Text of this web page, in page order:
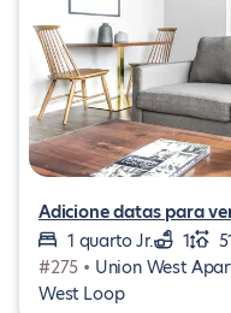
Adicione datas para
1 quarto Jr.
1
#275 • Union West
West Loop